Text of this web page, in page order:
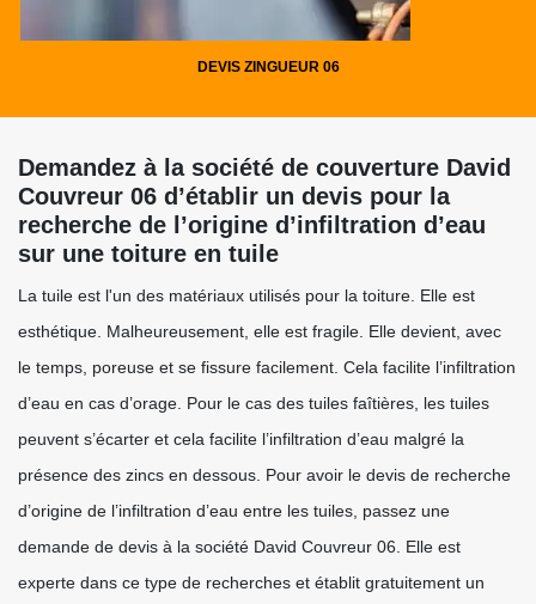
DEVIS ZINGUEUR 06
Demandez à la société de couverture David
Couvreur 06 d’établir un devis pour la
recherche de l’origine d’infiltration d’eau
sur une toiture en tuile
La tuile est l'un des matériaux utilisés pour la toiture. Elle est
esthétique. Malheureusement, elle est fragile. Elle devient, avec
le temps, poreuse et se fissure facilement. Cela facilite l’infiltration
d’eau en cas d’orage. Pour le cas des tuiles faîtières, les tuiles
peuvent s’écarter et cela facilite l’infiltration d’eau malgré la
présence des zincs en dessous. Pour avoir le devis de recherche
d’origine de l’infiltration d’eau entre les tuiles, passez une
demande de devis à la société David Couvreur 06. Elle est
experte dans ce type de recherches et établit gratuitement un